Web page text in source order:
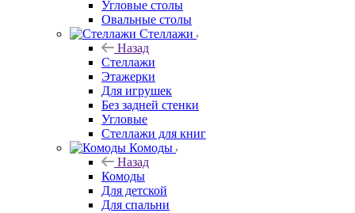
Угловые столы
Овальные столы
Стеллажи
Назад
Стеллажи
Этажерки
Для игрушек
Без задней стенки
Угловые
Стеллажи для книг
Комоды
Назад
Комоды
Для детской
Для спальни